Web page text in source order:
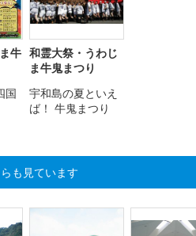
牛
国
和霊大祭・うわじ
ま牛鬼まつり
宇和島の夏といえ
ば！ 牛鬼まつり
も見ています